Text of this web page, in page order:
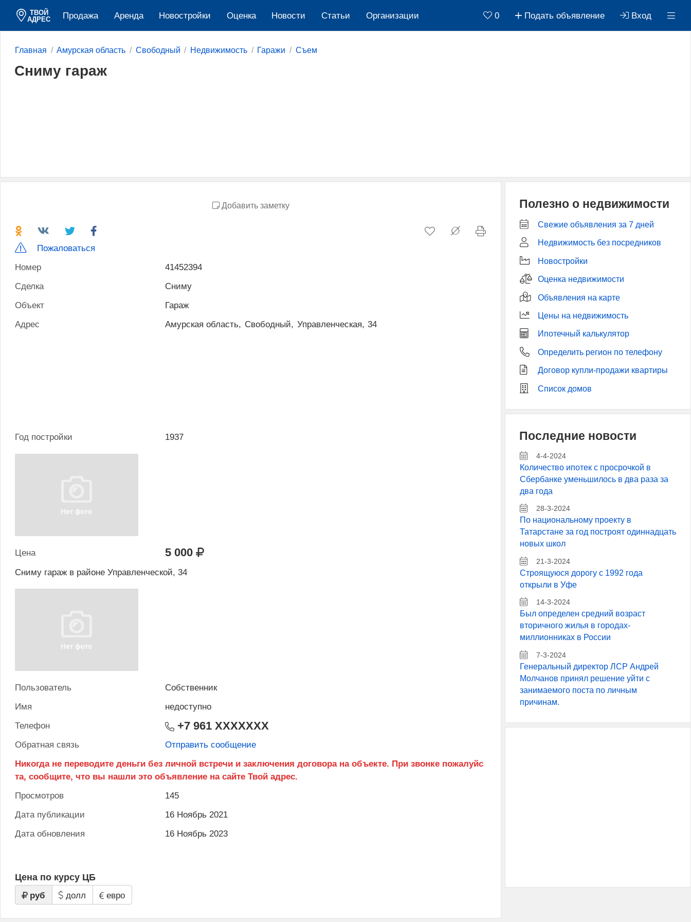
ТВОЙ
АДРЕС
Продажа Аренда Новостройки Оценка Новости Cтатьи Организации 0 Подать объявление Вход
Главная Амурская область Свободный Недвижимость Гаражи Съем
Сниму гараж
Добавить заметку
Пожаловаться
Номер
41452394
Сделка
Сниму
Объект
Гараж
Адрес
Амурская область, Свободный, Управленческая, 34
Год постройки 1937
Цена 5 000
Сниму гараж в районе Управленческой, 34
Пользователь
Собственник
Имя
недоступно
Телефон
+7 961 XXXXXXX
Обратная связь Отправить сообщение
Просмотров
145
Дата публикации
16 Ноябрь 2021
Дата обновления
16 Ноябрь 2023
Цена по курсу ЦБ
руб долл евро
Полезно о недвижимости
Свежие объявления за 7 дней
Недвижимость без посредников
Новостройки
Оценка недвижимости
Объявления на карте
Цены на недвижимость
Ипотечный калькулятор
Определить регион по телефону
Договор купли-продажи квартиры
Список домов
Последние новости
4-4-2024
Количество ипотек с просрочкой в
Сбербанке уменьшилось в два раза за
два года
28-3-2024
По национальному проекту в
Татарстане за год построят одиннадцать
новых школ
21-3-2024
Строящуюся дорогу с 1992 года
открыли в Уфе
14-3-2024
Был определен средний возраст
вторичного жилья в городах-
миллионниках в России
7-3-2024
Генеральный директор ЛСР Андрей
Молчанов принял решение уйти с
занимаемого поста по личным
причинам.